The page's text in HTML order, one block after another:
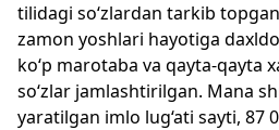
tilidagi so‘zlardan tarkib
zamon yoshlari hayotiga
ko‘p marotaba va qayta-qayta
so‘zlar jamlashtirilgan. Mana
yaratilgan imlo lug‘ati sayti, 87